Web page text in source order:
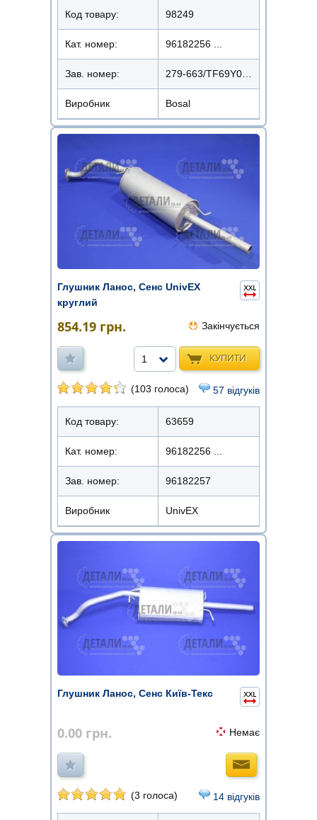
Код товару: 98249
Кат. номер: 96182256 ...
Зав. номер:
Виробник Bosal
Глушник Ланос, Сенс UnivEX
круглий
854.19 грн. Закінчується
КУПИТИ
1
(103 голоса) 57 відгуків
Код товару: 63659
Кат. номер: 96182256 ...
Зав. номер: 96182257
Виробник UnivEX
Глушник Ланос, Сенс Київ-Текс
0.00 грн. Немає
(3 голоса) 14 відгуків